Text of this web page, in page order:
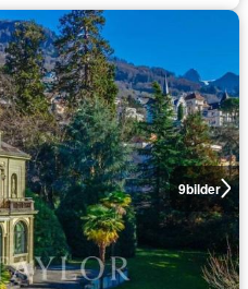
9bilder